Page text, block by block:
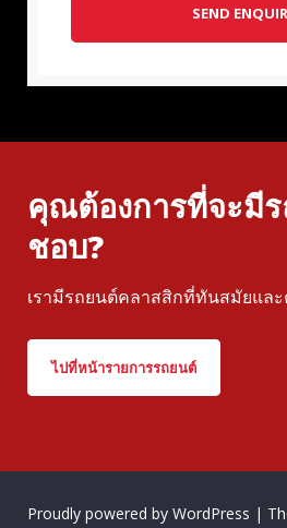
SEND
คุณต้องการที่จะมี
ชอบ?
เรามีรถยนต์คลาสสิกที่ทันสมัยแล
ไปที่หน้ารายการรถยนต์
Proudly powered by WordPress |